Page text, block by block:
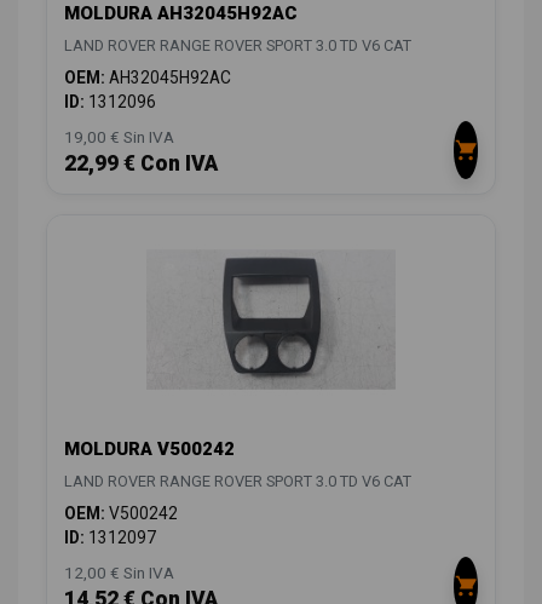
MOLDURA AH32045H92AC
LAND ROVER RANGE ROVER SPORT 3.0 TD V6 CAT
OEM: AH32045H92AC
ID: 1312096
19,00 € Sin IVA
22,99 € Con IVA
MOLDURA V500242
LAND ROVER RANGE ROVER SPORT 3.0 TD V6 CAT
OEM: V500242
ID: 1312097
12,00 € Sin IVA